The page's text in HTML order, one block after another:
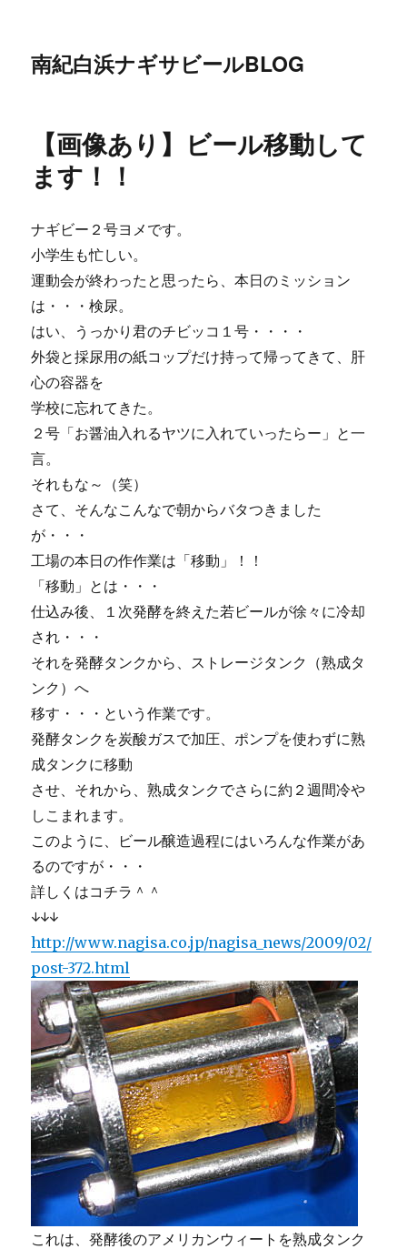
南紀白浜ナギサビールBLOG
【画像あり】ビール移動して
ます！！
ナギビー２号ヨメです。
小学生も忙しい。
運動会が終わったと思ったら、本日のミッション
は・・・検尿。
はい、うっかり君のチビッコ１号・・・・
外袋と採尿用の紙コップだけ持って帰ってきて、肝
心の容器を
学校に忘れてきた。
２号「お醤油入れるヤツに入れていったらー」と一
言。
それもな～（笑）
さて、そんなこんなで朝からバタつきました
が・・・
工場の本日の作作業は「移動」！！
「移動」とは・・・
仕込み後、１次発酵を終えた若ビールが徐々に冷却
され・・・
それを発酵タンクから、ストレージタンク（熟成タ
ンク）へ
移す・・・という作業です。
発酵タンクを炭酸ガスで加圧、ポンプを使わずに熟
成タンクに移動
させ、それから、熟成タンクでさらに約２週間冷や
しこまれます。
このように、ビール醸造過程にはいろんな作業があ
るのですが・・・
詳しくはコチラ＾＾
↓↓↓
http://www.nagisa.co.jp/nagisa_news/2009/02/
post-372.html
これは、発酵後のアメリカンウィートを熟成タンク